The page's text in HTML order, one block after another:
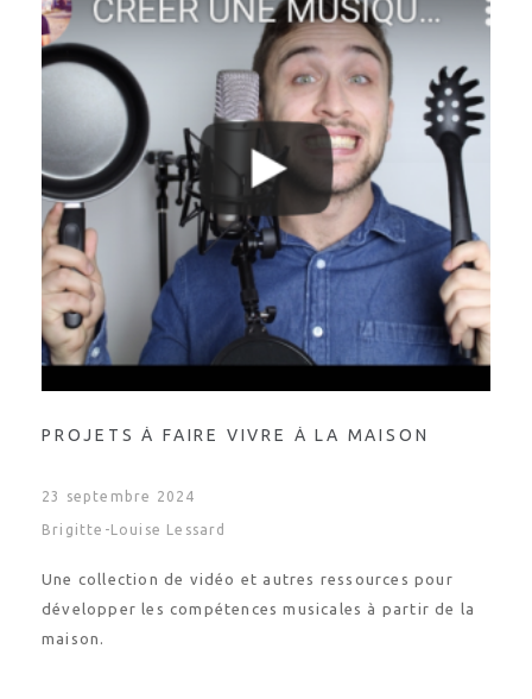
PROJETS À FAIRE VIVRE À LA MAISON
23 septembre 2024
Brigitte-Louise Lessard
Une collection de vidéo et autres ressources pour
développer les compétences musicales à partir de la
maison.